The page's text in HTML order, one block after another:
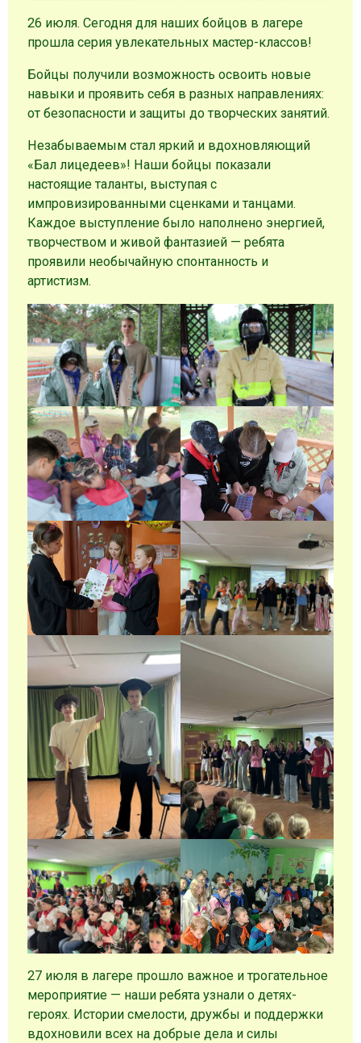
26 июля. Сегодня для наших бойцов в лагере
прошла серия увлекательных мастер-классов!
Бойцы получили возможность освоить новые
навыки и проявить себя в разных направлениях:
от безопасности и защиты до творческих занятий.
Незабываемым стал яркий и вдохновляющий
«Бал лицедеев»! Наши бойцы показали
настоящие таланты, выступая с
импровизированными сценками и танцами.
Каждое выступление было наполнено энергией,
творчеством и живой фантазией — ребята
проявили необычайную спонтанность и
артистизм.
27 июля в лагере прошло важное и трогательное
мероприятие — наши ребята узнали о детях-
героях. Истории смелости, дружбы и поддержки
вдохновили всех на добрые дела и силы